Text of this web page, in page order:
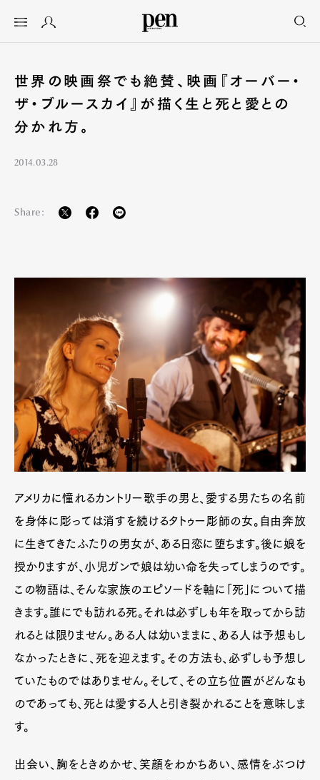
世界の映画祭でも絶賛、映画『オーバー・
ザ・ブルースカイ』が描く生と死と愛との
分かれ方。
2014.03.28
Share:
アメリカに憧れるカントリー歌手の男と、愛する男たちの名前
を身体に彫っては消すを続けるタトゥー彫師の女。自由奔放
に生きてきたふたりの男女が、ある日恋に堕ちます。後に娘を
授かりますが、小児ガンで娘は幼い命を失ってしまうのです。
この物語は、そんな家族のエピソードを軸に「死」について描
きます。誰にでも訪れる死。それは必ずしも年を取ってから訪
れるとは限りません。ある人は幼いままに、ある人は予想もし
なかったときに、死を迎えます。その方法も、必ずしも予想し
ていたものではありません。そして、その立ち位置がどんなも
のであっても、死とは愛する人と引き裂かれることを意味しま
す。
出会い、胸をときめかせ、笑顔をわかちあい、感情をぶつけ